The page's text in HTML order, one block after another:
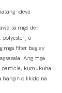
ideya
sa mga de-
polyester, o
mga filter bag ay
Ang mga
particle, kumukuha
hangin o likido na